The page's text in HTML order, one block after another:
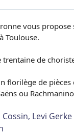
vous
Toulouse.
trentaine de
florilège de
ou
Levi Gerke